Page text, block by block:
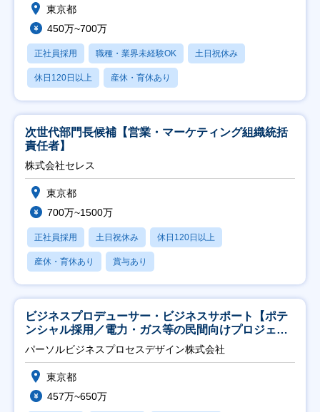
東京都
450万~700万
正社員採用 職種・業界未経験OK 土日祝休み
休日120日以上 産休・育休あり
次世代部門長候補【営業・マーケティング組織統括
責任者】
株式会社セレス
東京都
700万~1500万
正社員採用 土日祝休み 休日120日以上
産休・育休あり 賞与あり
ビジネスプロデューサー・ビジネスサポート【ポテ
ンシャル採用／電力・ガス等の民間向けプロジェク
ト推進】
パーソルビジネスプロセスデザイン株式会社
東京都
457万~650万